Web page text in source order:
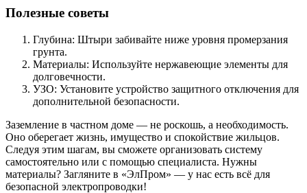
Полезные советы
Глубина: Штыри забивайте ниже уровня промерзания
грунта.
Материалы: Используйте нержавеющие элементы для
долговечности.
УЗО: Установите устройство защитного отключения для
дополнительной безопасности.
Заземление в частном доме — не роскошь, а необходимость.
Оно оберегает жизнь, имущество и спокойствие жильцов.
Следуя этим шагам, вы сможете организовать систему
самостоятельно или с помощью специалиста. Нужны
материалы? Загляните в «ЭлПром» — у нас есть всё для
безопасной электропроводки!